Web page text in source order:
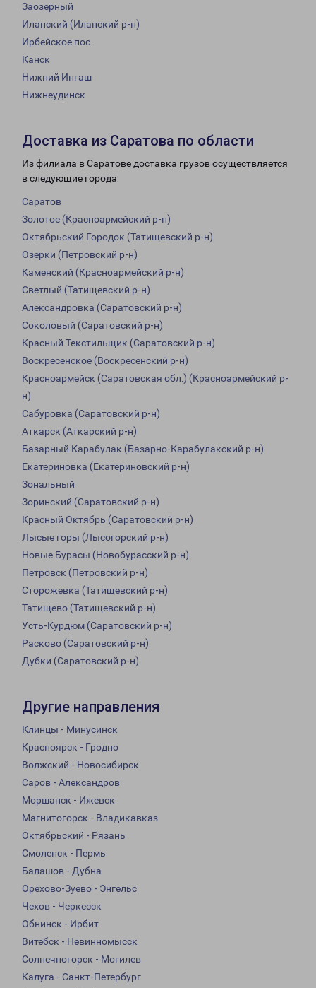
Заозерный
Иланский (Иланский р-н)
Ирбейское пос.
Канск
Нижний Ингаш
Нижнеудинск
Доставка из Саратова по области
Из филиала в Саратове доставка грузов осуществляется
в следующие города:
Саратов
Золотое (Красноармейский р-н)
Октябрьский Городок (Татищевский р-н)
Озерки (Петровский р-н)
Каменский (Красноармейский р-н)
Светлый (Татищевский р-н)
Александровка (Саратовский р-н)
Соколовый (Саратовский р-н)
Красный Текстильщик (Саратовский р-н)
Воскресенское (Воскресенский р-н)
Красноармейск (Саратовская обл.) (Красноармейский р-
н)
Сабуровка (Саратовский р-н)
Аткарск (Аткарский р-н)
Базарный Карабулак (Базарно-Карабулакский р-н)
Екатериновка (Екатериновский р-н)
Зональный
Зоринский (Саратовский р-н)
Красный Октябрь (Саратовский р-н)
Лысые горы (Лысогорский р-н)
Новые Бурасы (Новобурасский р-н)
Петровск (Петровский р-н)
Сторожевка (Татищевский р-н)
Татищево (Татищевский р-н)
Усть-Курдюм (Саратовский р-н)
Расково (Саратовский р-н)
Дубки (Саратовский р-н)
Другие направления
Клинцы - Минусинск
Красноярск - Гродно
Волжский - Новосибирск
Саров - Александров
Моршанск - Ижевск
Магнитогорск - Владикавказ
Октябрьский - Рязань
Смоленск - Пермь
Балашов - Дубна
Орехово-Зуево - Энгельс
Чехов - Черкесск
Обнинск - Ирбит
Витебск - Невинномысск
Солнечногорск - Могилев
Калуга - Санкт-Петербург